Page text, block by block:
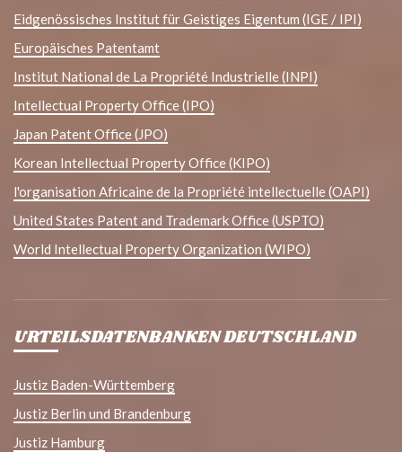
Eidgenössisches Institut für Geistiges Eigentum (IGE / IPI)
Europäisches Patentamt
Institut National de La Propriété Industrielle (INPI)
Intellectual Property Office (IPO)
Japan Patent Office (JPO)
Korean Intellectual Property Office (KIPO)
l'organisation Africaine de la Propriété intellectuelle (OAPI)
United States Patent and Trademark Office (USPTO)
World Intellectual Property Organization (WIPO)
URTEILSDATENBANKEN DEUTSCHLAND
Justiz Baden-Württemberg
Justiz Berlin und Brandenburg
Justiz Hamburg